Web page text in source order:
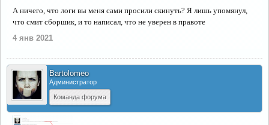
А ничего, что логи вы меня сами просили скинуть? Я лишь упомянул,
что смит сборшик, и то написал, что не уверен в правоте
4 янв 2021
Bartolomeo
Администратор
Команда форума